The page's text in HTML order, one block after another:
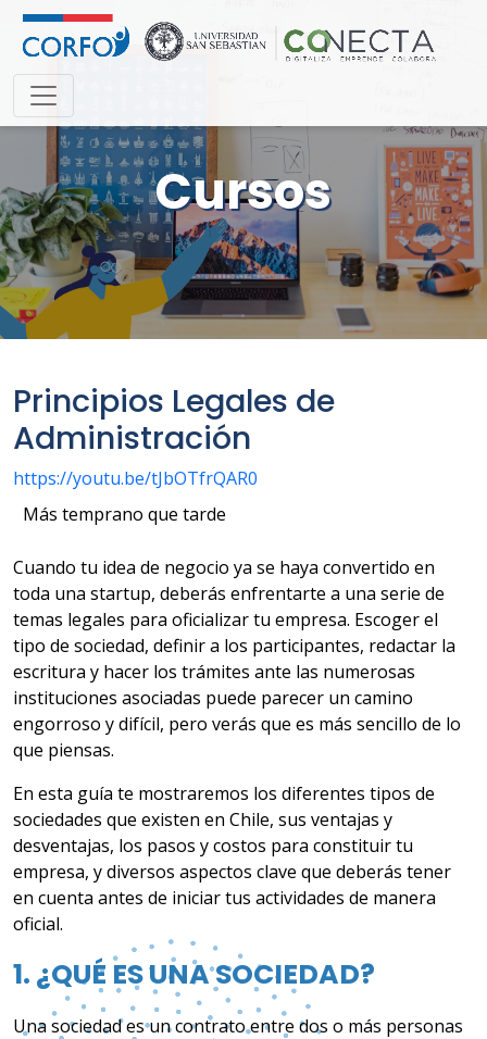
Cursos
Principios Legales de
Administración
https://youtu.be/tJbOTfrQAR0
Más temprano que tarde
Cuando tu idea de negocio ya se haya convertido en
toda una startup, deberás enfrentarte a una serie de
temas legales para oficializar tu empresa. Escoger el
tipo de sociedad, definir a los participantes, redactar la
escritura y hacer los trámites ante las numerosas
instituciones asociadas puede parecer un camino
engorroso y difícil, pero verás que es más sencillo de lo
que piensas.
En esta guía te mostraremos los diferentes tipos de
sociedades que existen en Chile, sus ventajas y
desventajas, los pasos y costos para constituir tu
empresa, y diversos aspectos clave que deberás tener
en cuenta antes de iniciar tus actividades de manera
oficial.
1. ¿QUÉ ES UNA SOCIEDAD?
Una sociedad es un contrato entre dos o más personas